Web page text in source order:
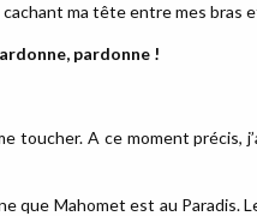
ma tête entre mes bras
pardonne !
toucher. A ce moment précis,
que Mahomet est au Paradis.